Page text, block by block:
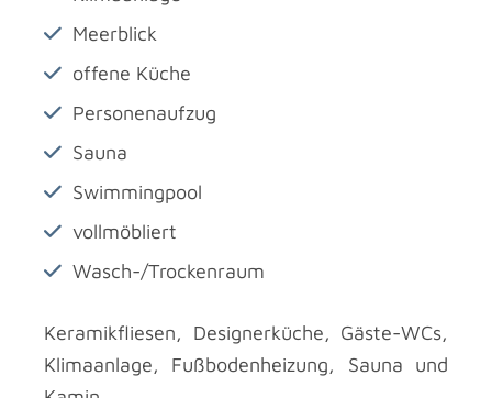
Meerblick
offene Küche
Personenaufzug
Sauna
Swimmingpool
vollmöbliert
Wasch-/Trockenraum
Keramikfliesen, Designerküche, Gäste-WCs,
Klimaanlage, Fußbodenheizung, Sauna und